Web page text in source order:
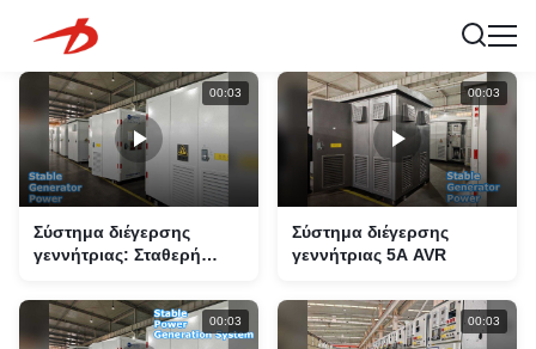
00:03
Σύστημα διέγερσης
γεννήτριας: Σταθερή
00:03
Σύστημα διέγερσης
γεννήτριας 5A AVR
00:03 00:03